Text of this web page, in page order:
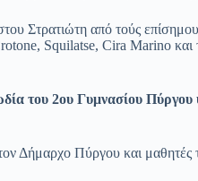
Στρατιώτη από τούς
Squilatse, Cira Marino και
του 2ου Γυμνασίου Πύργου
Δήμαρχο Πύργου και